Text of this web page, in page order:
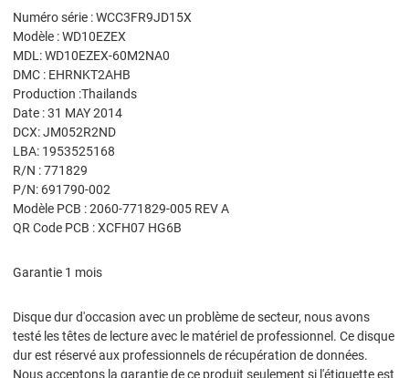
Numéro série : WCC3FR9JD15X
Modèle : WD10EZEX
MDL: WD10EZEX-60M2NA0
DMC : EHRNKT2AHB
Production :Thailands
Date : 31 MAY 2014
DCX: JM052R2ND
LBA: 1953525168
R/N : 771829
P/N: 691790-002
Modèle PCB : 2060-771829-005 REV A
QR Code PCB : XCFH07 HG6B
Garantie 1 mois
Disque dur d'occasion avec un problème de secteur, nous avons
testé les têtes de lecture avec le matériel de professionnel. Ce disque
dur est réservé aux professionnels de récupération de données.
Nous acceptons la garantie de ce produit seulement si l'étiquette est